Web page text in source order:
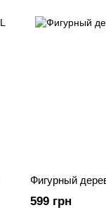
Фигурный
599 грн